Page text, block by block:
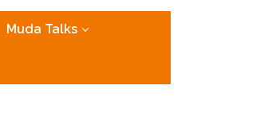
Muda Talks